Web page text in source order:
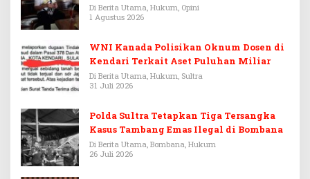
Warisan Menjadi Arena Pemerasan
Di Berita Utama, Hukum, Opini
1 Agustus 2026
WNI Kanada Polisikan Oknum Dosen di
Kendari Terkait Aset Puluhan Miliar
Di Berita Utama, Hukum, Sultra
31 Juli 2026
Polda Sultra Tetapkan Tiga Tersangka
Kasus Tambang Emas Ilegal di Bombana
Di Berita Utama, Bombana, Hukum
26 Juli 2026